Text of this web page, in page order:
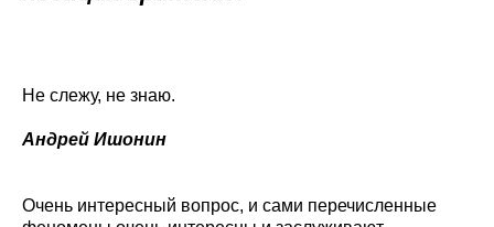
Не слежу, не знаю.
Андрей Ишонин
Очень интересный вопрос, и сами перечисленные